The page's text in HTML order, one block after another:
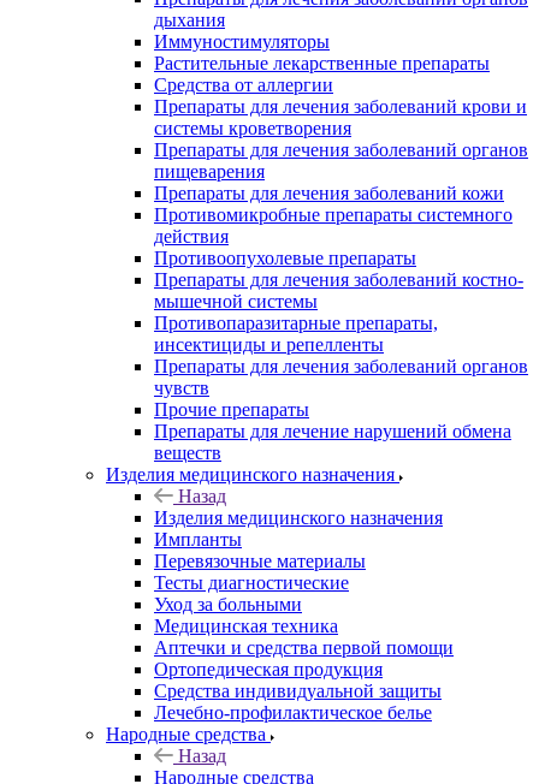
дыхания
Иммуностимуляторы
Растительные лекарственные препараты
Средства от аллергии
Препараты для лечения заболеваний крови и
системы кроветворения
Препараты для лечения заболеваний органов
пищеварения
Препараты для лечения заболеваний кожи
Противомикробные препараты системного
действия
Противоопухолевые препараты
Препараты для лечения заболеваний костно-
мышечной системы
Противопаразитарные препараты,
инсектициды и репелленты
Препараты для лечения заболеваний органов
чувств
Прочие препараты
Препараты для лечение нарушений обмена
веществ
Изделия медицинского назначения
Назад
Изделия медицинского назначения
Импланты
Перевязочные материалы
Тесты диагностические
Уход за больными
Медицинская техника
Аптечки и средства первой помощи
Ортопедическая продукция
Средства индивидуальной защиты
Лечебно-профилактическое белье
Народные средства
Назад
Народные средства